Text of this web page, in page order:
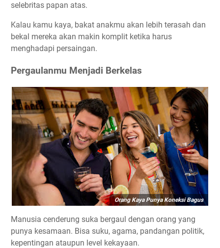
selebritas papan atas.
Kalau kamu kaya, bakat anakmu akan lebih terasah dan
bekal mereka akan makin komplit ketika harus
menghadapi persaingan.
Pergaulanmu Menjadi Berkelas
Orang Kaya Punya Koneksi Bagus
Manusia cenderung suka bergaul dengan orang yang
punya kesamaan. Bisa suku, agama, pandangan politik,
kepentingan ataupun level kekayaan.